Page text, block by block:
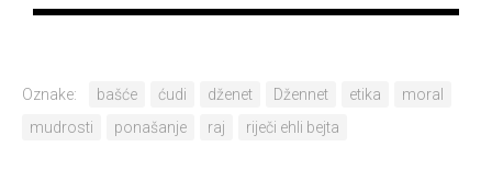
Oznake: bašće ćudi dženet Džennet etika
moral
mudrosti
ponašanje raj riječi ehli bejta